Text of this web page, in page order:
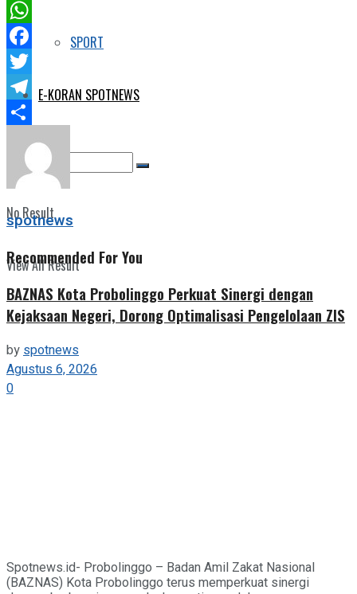
SPORT
E-KORAN SPOTNEWS
No Result
View All Result
WhatsApp
Facebook
Twitter
Telegram
Share
spotnews
Recommended For You
BAZNAS Kota Probolinggo Perkuat Sinergi dengan
Kejaksaan Negeri, Dorong Optimalisasi Pengelolaan ZIS
by spotnews
Agustus 6, 2026
0
Spotnews.id- Probolinggo – Badan Amil Zakat Nasional
(BAZNAS) Kota Probolinggo terus memperkuat sinergi